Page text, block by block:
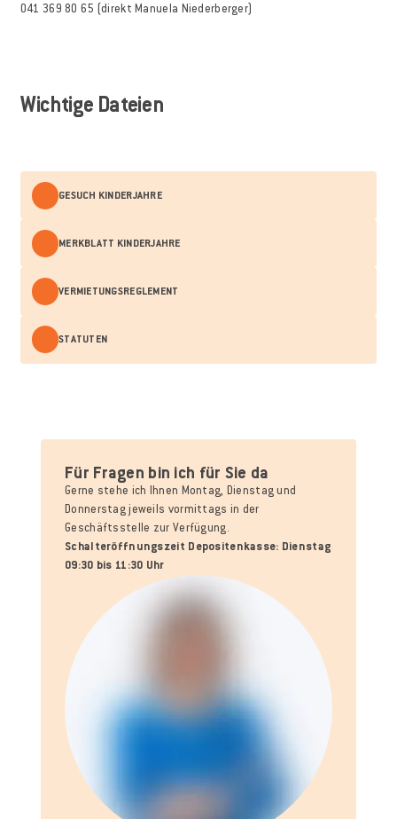
041 369 80 65 (direkt Manuela Niederberger)
Wichtige Dateien
GESUCH KINDERJAHRE
MERKBLATT KINDERJAHRE
VERMIETUNGSREGLEMENT
STATUTEN
Für Fragen bin ich für Sie da
Gerne stehe ich Ihnen Montag, Dienstag und
Donnerstag jeweils vormittags in der
Geschäftsstelle zur Verfügung.
Schalteröffnungszeit Depositenkasse: Dienstag
09:30 bis 11:30 Uhr